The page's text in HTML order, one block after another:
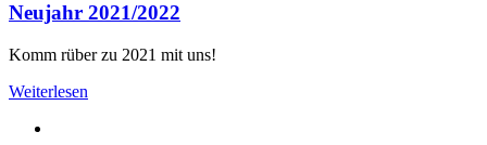
Neujahr 2021/2022
Komm rüber zu 2021 mit uns!
Weiterlesen